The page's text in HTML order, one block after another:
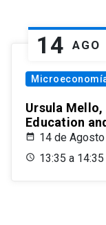
14 AGO
Ursula
Education
14 de
13:35 a 14:35